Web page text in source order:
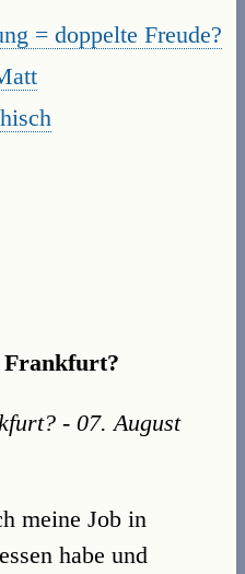
= doppelte Freude?
Frankfurt?
- 07. August
meine Job in
habe und